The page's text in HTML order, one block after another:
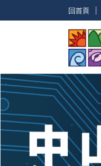
到
容
區
回首頁 │